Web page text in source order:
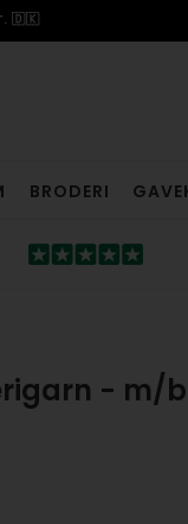
🇩🇰
BRODERI
- m/